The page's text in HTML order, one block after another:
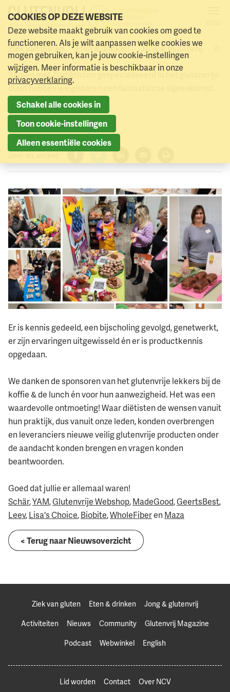
Naar menu Naar hoofdinhoud
Ziek van gluten Eten & drinken Jong & glutenvrij
Geslaagde Coeliakie
Diëtistennetwerk dag!
Samen met 70 diëtisten gespecialiseerd in het glutenvrije
dieet hebben we gisteren een fantastische bijeenkomst
gehad.
11 februari 2025
Facebook
TwitterLinkedInVerzenden
Printen
Er is kennis gedeeld, een bijscholing gevolgd, genetwerkt,
er zijn ervaringen uitgewisseld én er is productkennis
opgedaan.
We danken de sponsoren van het glutenvrije lekkers bij de
koffie & de lunch én voor hun aanwezigheid. Het was een
waardevolle ontmoeting! Waar diëtisten de wensen vanuit
hun praktijk, dus vanuitonze leden, konden overbrengen
en leveranciers nieuwe veilig glutenvrije producten onder
de aandacht konden brengen en vragen konden
beantwoorden.
Goed dat jullie er allemaal waren!
Schär,YAM,Glutenvrije Webshop,MadeGood,GeertsBest,
Leev,Lisa's Choice,Biobite,WholeFiberenMaza
< Terug naar Nieuwsoverzicht
Ziek van gluten Eten & drinken
Jong & glutenvrij
Activiteiten
Nieuws Community
Glutenvrij Magazine
Podcast
Webwinkel English
Lid worden Contact Over NCV
COOKIES OP DEZE WEBSITE
Deze website maakt gebruik van cookies om goed te
functioneren. Als je wilt aanpassen welke cookies we
mogen gebruiken, kan je jouw cookie-instellingen
wijzigen. Meer informatie is beschikbaar in onze
privacyverklaring.
Schakel alle cookies in
Toon cookie-instellingen
Alleen essentiële cookies